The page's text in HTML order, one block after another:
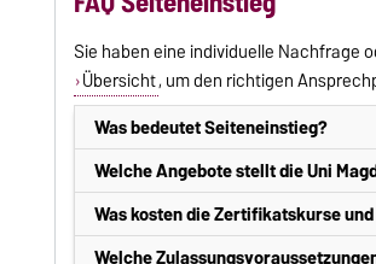
Sie haben eine individuelle Nachfrage
Übersicht, um den richtigen
Was bedeutet Seiteneinstieg?
Der Seiteneinstieg in den Lehrerberuf
eine traditionelle Lehrerausbildung
Beruf auf konventionellem Weg
absolvieren anschließend ein
Welche Angebote stellt die Uni
Die Uni Magdeburg bietet derzeit zwei
Seiteneinsteigende, die bereits an
Was kosten die Zertifikatskurse
Die Bewerbung und Zulassung für die
Welche